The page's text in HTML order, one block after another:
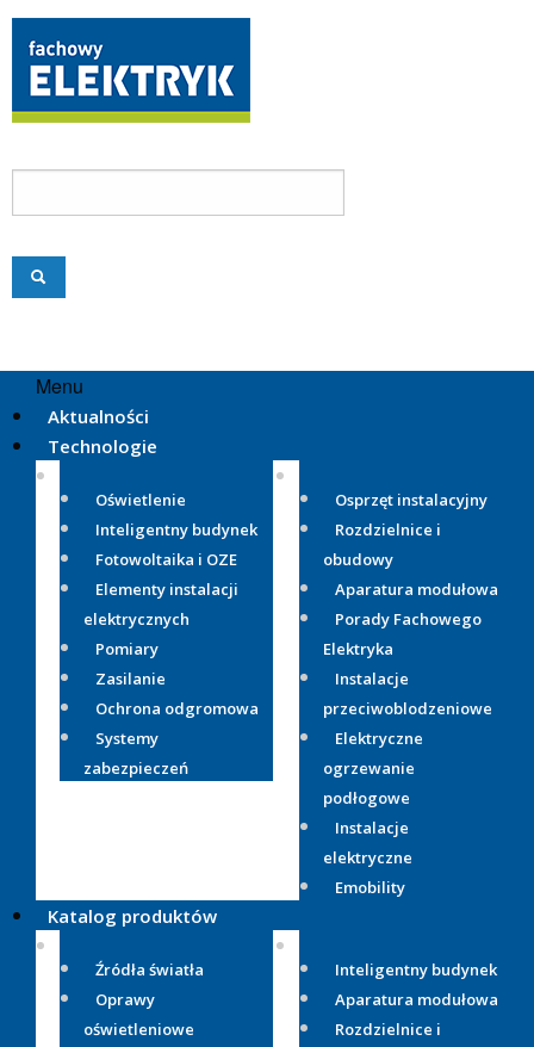
Menu
Aktualności
Technologie
Oświetlenie
Inteligentny budynek
Fotowoltaika i OZE
Elementy instalacji
elektrycznych
Pomiary
Zasilanie
Ochrona odgromowa
Systemy
zabezpieczeń
Osprzęt instalacyjny
Rozdzielnice i
obudowy
Aparatura modułowa
Porady Fachowego
Elektryka
Instalacje
przeciwoblodzeniowe
Elektryczne
ogrzewanie
podłogowe
Instalacje
elektryczne
Emobility
Katalog produktów
Źródła światła
Oprawy
oświetleniowe
Inteligentny budynek
Aparatura modułowa
Rozdzielnice i